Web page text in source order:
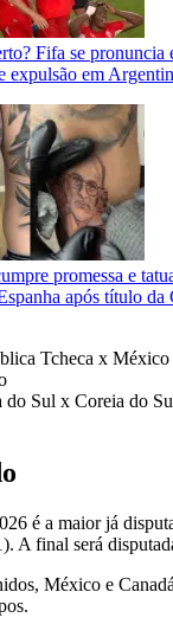
Fifa se pronuncia
expulsão em
promessa e
após título da
Tcheca x
do Sul x Coreia do
é a maior já
A final será
México e